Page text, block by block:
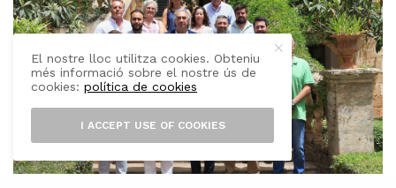
El nostre lloc utilitza cookies. Obteniu
més informació sobre el nostre ús de
cookies:política de cookies
I ACCEPT USE OF COOKIES